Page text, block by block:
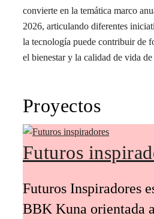
convierte en la temática marco
2026, articulando diferentes
la tecnología puede contribuir de
el bienestar y la calidad de vida de
Proyectos
Futuros
Futuros Inspiradores
BBK Kuna orientada